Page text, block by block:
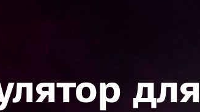
для